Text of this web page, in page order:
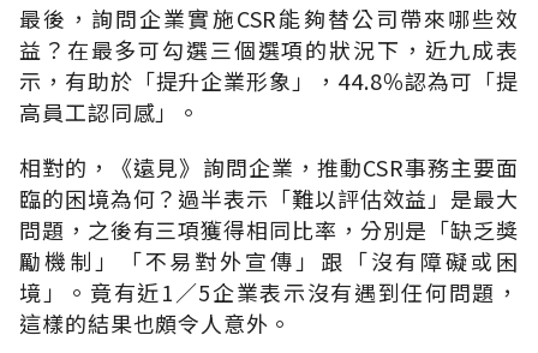
最後，詢問企業實施CSR能夠替公司帶來哪些效
益？在最多可勾選三個選項的狀況下，近九成表
示，有助於「提升企業形象」，44.8％認為可「提
高員工認同感」。
相對的，《遠見》詢問企業，推動CSR事務主要面
臨的困境為何？過半表示「難以評估效益」是最大
問題，之後有三項獲得相同比率，分別是「缺乏獎
勵機制」「不易對外宣傳」跟「沒有障礙或困
境」。竟有近1／5企業表示沒有遇到任何問題，
這樣的結果也頗令人意外。